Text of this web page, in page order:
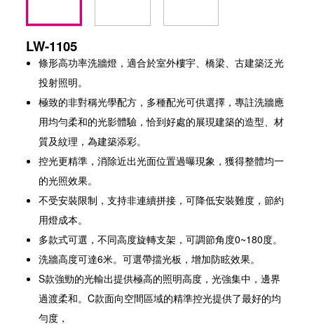
LW-1105
條形高功率洗牆燈，適合於室外樓宇、橋梁、古建築泛光
投射照明。
極致的非對稱光學配方，多種配光可供選擇，專註洗牆應
用均勻柔和的光影體驗，恰到好處的展現建築的造型、材
質及紋理，為建築添彩。
控光更精準，消除近出光面位置過曝現象，獲得整體均一
的光照效果。
不受安裝限制，支持非連續拼接，可降低安裝難度，節約
用燈成本。
多款式可選，不同高度旋轉支架，可調節角度0~180度。
洗牆高度可達6米。可選帶擋光板，增加防眩效果。
S款強勁的光輸出提供極高的照明高度，光強集中，邊界
過渡柔和。C款面向空間區域的精準控光提供了最好的均
勻度，